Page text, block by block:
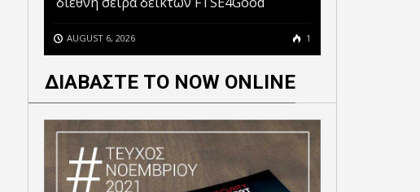
AUGUST 6, 2026 1
ΔΙΑΒΑΣΤΕ ΤΟ NOW ONLINE